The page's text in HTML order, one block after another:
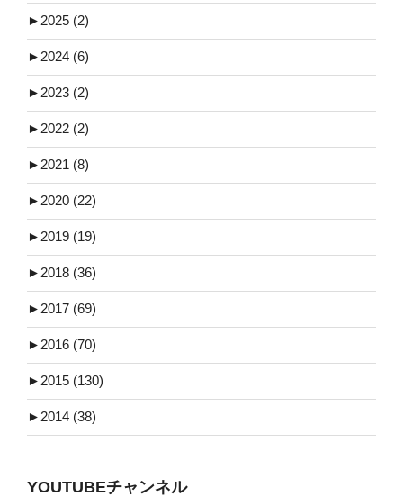
► 2025 (2)
► 2024 (6)
► 2023 (2)
► 2022 (2)
► 2021 (8)
► 2020 (22)
► 2019 (19)
► 2018 (36)
► 2017 (69)
► 2016 (70)
► 2015 (130)
► 2014 (38)
YOUTUBEチャンネル